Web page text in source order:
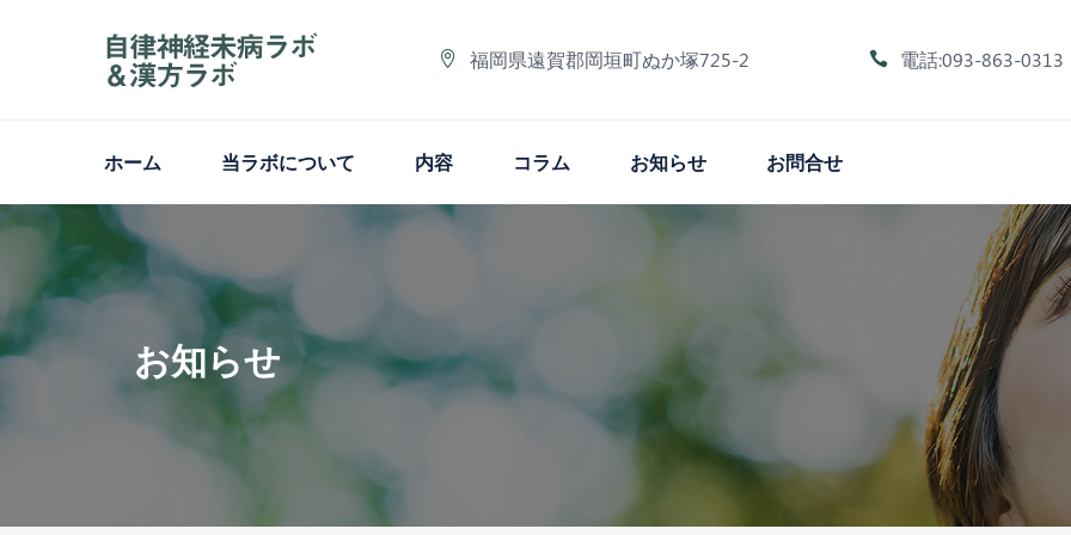
福岡県遠賀郡岡垣町ぬか塚725-2 電話:093-863-0313
ホーム 当ラボについて 内容 コラム お知らせ お問合せ
お知らせ